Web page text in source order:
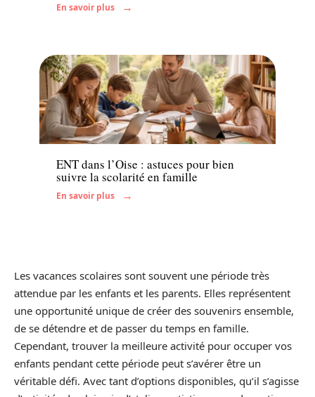
En savoir plus
Enfant
ENT dans l’Oise : astuces pour bien
suivre la scolarité en famille
En savoir plus
Les vacances scolaires sont souvent une période très
attendue par les enfants et les parents. Elles représentent
une opportunité unique de créer des souvenirs ensemble,
de se détendre et de passer du temps en famille.
Cependant, trouver la meilleure activité pour occuper vos
enfants pendant cette période peut s’avérer être un
véritable défi. Avec tant d’options disponibles, qu’il s’agisse